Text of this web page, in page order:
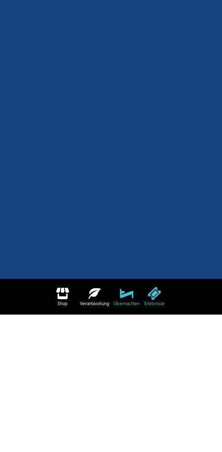
Shop Verantwortung Übernachten Erlebnisse